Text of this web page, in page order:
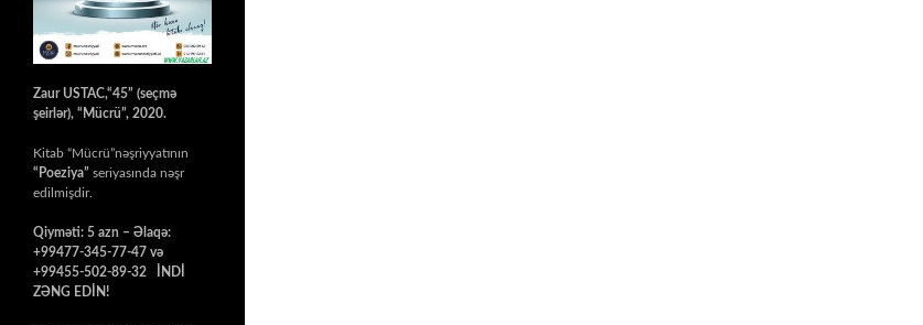
Zaur USTAC,“45” (seçmə
şeirlər), “Mücrü”, 2020.
Kitab “Mücrü”nəşriyyatının
“Poeziya” seriyasında nəşr
edilmişdir.
Qiyməti: 5 azn – Əlaqə:
+99477-345-77-47 və
+99455-502-89-32 İNDİ
ZƏNG EDİN!